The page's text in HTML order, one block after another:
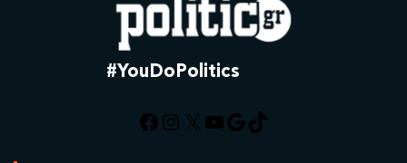
#YouDoPolitics
Facebook
Instagram
X YouTube
Google
TikTok